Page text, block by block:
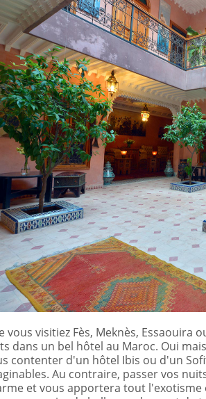
vous visitiez Fès, Meknès, Essaouira
dans un bel hôtel au Maroc. Oui
contenter d'un hôtel Ibis ou d'un
Au contraire, passer vos
et vous apportera tout